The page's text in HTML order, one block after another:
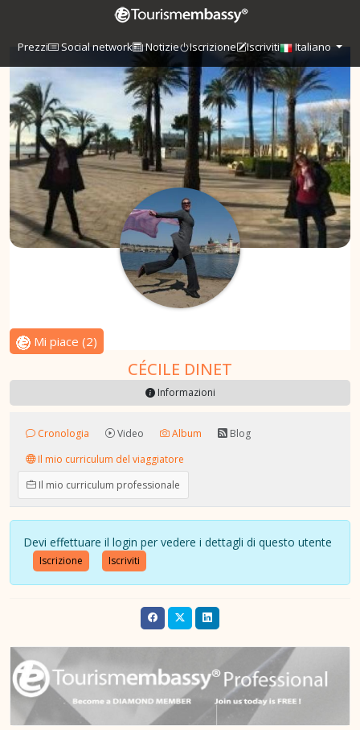
Prezzi Social network Notizie Iscrizione Iscriviti Italiano
Mi piace (2)
CÉCILE DINET
Informazioni
Cronologia Video Album
Blog
Il mio curriculum del viaggiatore
Il mio curriculum professionale
Devi effettuare il login per vedere i dettagli di questo utente
Iscrizione Iscriviti